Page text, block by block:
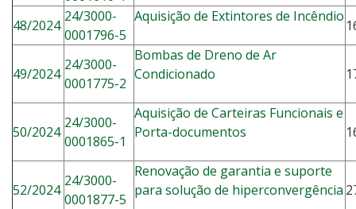
48/2024
24/3000-
0001796-5
Aquisição de Extintores de Incêndio
49/2024
24/3000-
0001775-2
Bombas de Dreno de Ar
Condicionado
50/2024
24/3000-
0001865-1
Aquisição de Carteiras Funcionais e
Porta-documentos
52/2024
24/3000-
0001877-5
Renovação de garantia e suporte
para solução de hiperconvergência